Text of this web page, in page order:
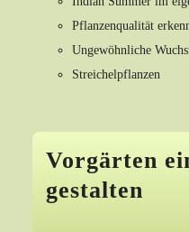
Pflanzenqualität
Ungewöhnliche
Streichelpflanzen
Vorgärten
gestalten